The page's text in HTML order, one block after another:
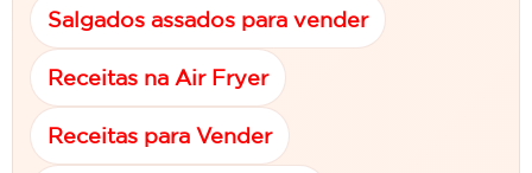
Salgados assados para vender
Receitas na Air Fryer
Receitas para Vender